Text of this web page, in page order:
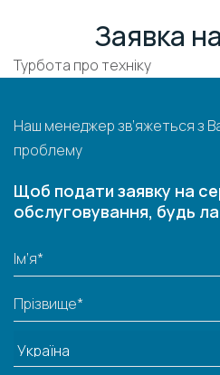
Заявка
Турбота про техніку
Наш менеджер зв’яжеться з
проблему
Щоб подати заявку на
обслуговування, будь